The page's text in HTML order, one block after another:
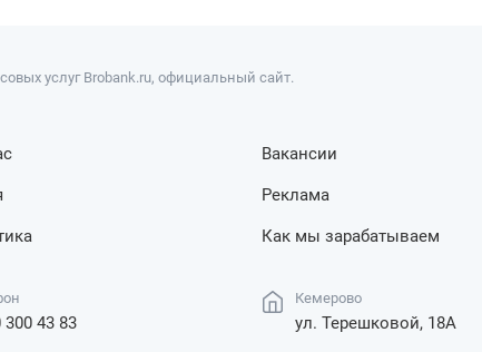
услуг Brobank.ru, официальный сайт.
Вакансии
Реклама
Как мы зарабатываем
300 43 83
Кемерово
ул. Терешковой, 18А